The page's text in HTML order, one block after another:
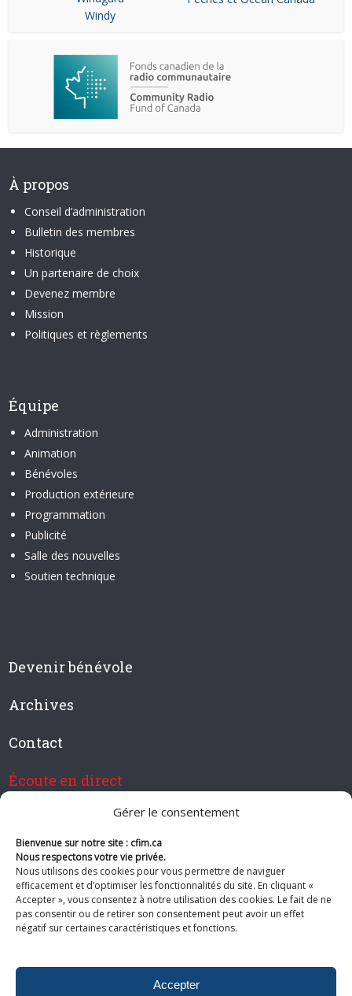
Gérer le consentement
Bienvenue sur notre site : cfim.ca
Nous respectons votre vie privée.
Nous utilisons des cookies pour vous permettre de naviguer
efficacement et d’optimiser les fonctionnalités du site. En cliquant «
Accepter », vous consentez à notre utilisation des cookies. Le fait de ne
pas consentir ou de retirer son consentement peut avoir un effet
négatif sur certaines caractéristiques et fonctions.
Accepter
Windy
À propos
Conseil d’administration
Bulletin des membres
Historique
Un partenaire de choix
Devenez membre
Mission
Politiques et règlements
Équipe
Administration
Animation
Bénévoles
Production extérieure
Programmation
Publicité
Salle des nouvelles
Soutien technique
Devenir bénévole
Archives
Contact
Écoute en direct
Devenir membre de CFIM
Suivez-nous